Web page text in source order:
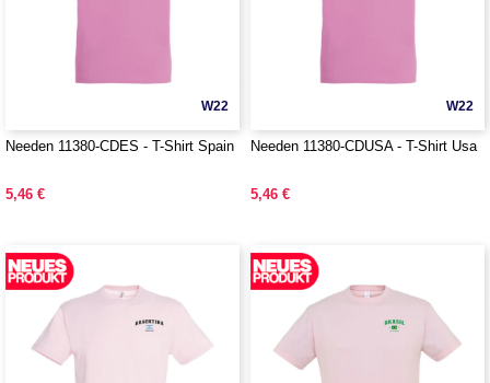
W22
Needen 11380-CDES - T-Shirt Spain
5,46 €
W22
Needen 11380-CDUSA - T-Shirt Usa
5,46 €